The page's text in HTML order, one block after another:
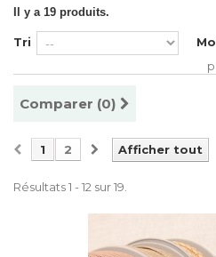
Il y a 19 produits.
Tri
Comparer (0)
Afficher tout
1 2
Résultats 1 - 12 sur 19.